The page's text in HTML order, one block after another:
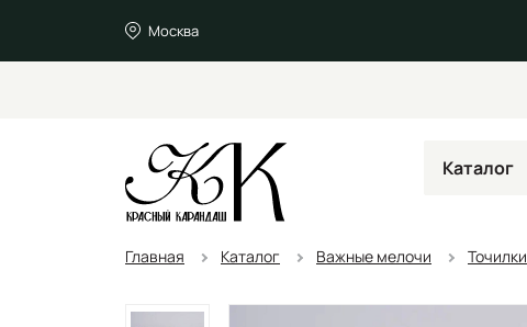
Москва
Каталог
Главная Каталог Важные мелочи Точилки